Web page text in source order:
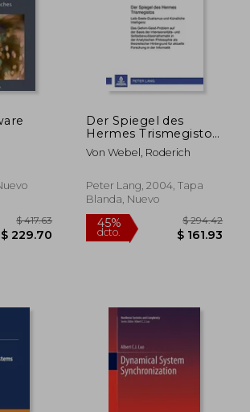
45%
dcto. $
Der Spiegel des
Hermes Trismegistos:
Leib-Seele-Dualismus
und Künstliche
Gehirn-Geist-
Problem auf der
Intensionalitäts- und.
Universitaires
Von Webel, Roderich
Peter Lang, 2004, Tapa
Blanda, Nuevo